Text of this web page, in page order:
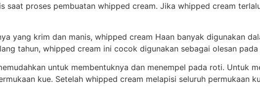
saat proses pembuatan whipped cream. Jika whipped cream
yang krim dan manis, whipped cream Haan banyak digunakan
tahun, whipped cream ini cocok digunakan sebagai olesan
untuk membentuknya dan menempel pada roti. Untuk
kue. Setelah whipped cream melapisi seluruh permukaan